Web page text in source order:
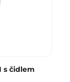
s čidlem